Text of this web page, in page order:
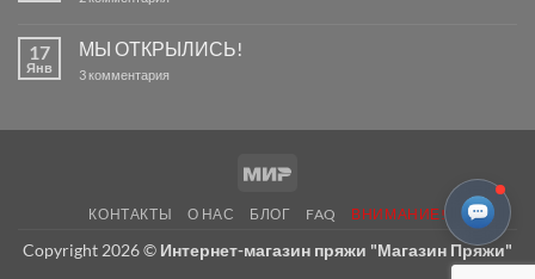
НАС
17
Янв
МЫ ОТКРЫЛИСЬ!
3 комментария
Mir
КОНТАКТЫ О НАС БЛОГ FAQ ВНИМАНИЕ!
Copyright 2026 © Интернет-магазин пряжи "Магазин Пряжи"